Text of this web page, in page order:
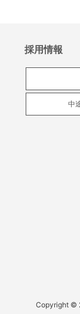
採用情報
中
Copyright ©